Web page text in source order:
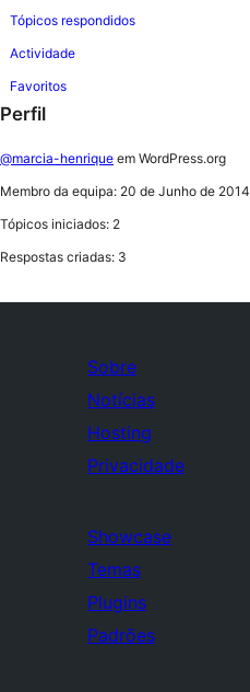
Tópicos respondidos
Actividade
Favoritos
Perfil
@marcia-henrique em WordPress.org
Membro da equipa: 20 de Junho de 2014
Tópicos iniciados: 2
Respostas criadas: 3
Sobre
Notícias
Hosting
Privacidade
Showcase
Temas
Plugins
Padrões